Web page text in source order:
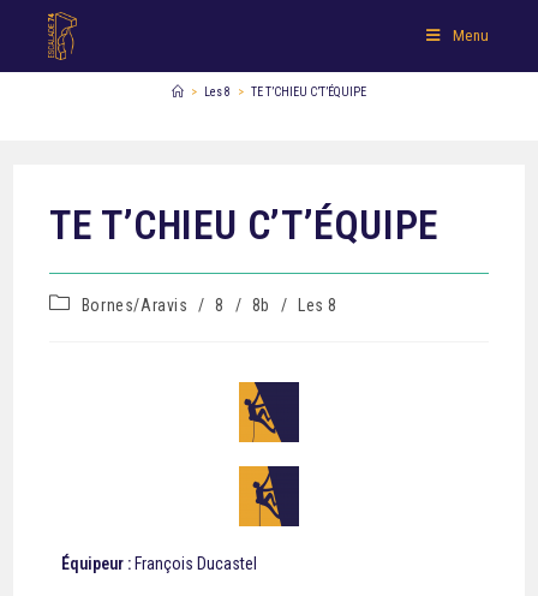
Menu
> Les 8 > TE T’CHIEU C’T’ÉQUIPE
TE T’CHIEU C’T’ÉQUIPE
Bornes/Aravis / 8 / 8b / Les 8
Équipeur : François Ducastel